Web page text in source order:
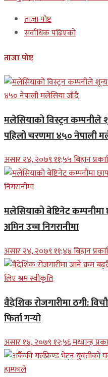
ताजा पोष्ट
सर्वाधिक पढिएको
ताजा पोष्ट
मलेसियाको विस्ट्रन
पहिलो चरणमा ४५० नेपाली
असार २४, २०७९ ११;५५ बिहान
मलेसियाको बेष्टिनेट
अमिन उच्च निगरानीमा
असार २४, २०७९ ११;४४ बिहान
वैदेशिक रोजगारीमा ठगी:
फिर्ता गर्‍यो
असार १४, २०७९ १२;५६ मध्यान्ह